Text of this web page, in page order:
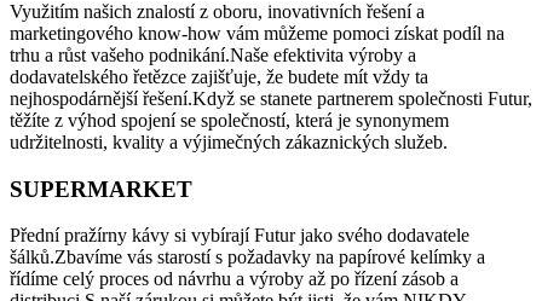
Využitím našich znalostí z oboru, inovativních řešení a
marketingového know-how vám můžeme pomoci získat podíl na
trhu a růst vašeho podnikání.Naše efektivita výroby a
dodavatelského řetězce zajišťuje, že budete mít vždy ta
nejhospodárnější řešení.Když se stanete partnerem společnosti Futur,
těžíte z výhod spojení se společností, která je synonymem
udržitelnosti, kvality a výjimečných zákaznických služeb.
SUPERMARKET
Přední pražírny kávy si vybírají Futur jako svého dodavatele
šálků.Zbavíme vás starostí s požadavky na papírové kelímky a
řídíme celý proces od návrhu a výroby až po řízení zásob a